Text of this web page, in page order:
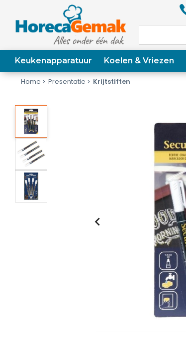
Keukenapparatuur Koelen & Vriezen
Home Presentatie Krijtstiften